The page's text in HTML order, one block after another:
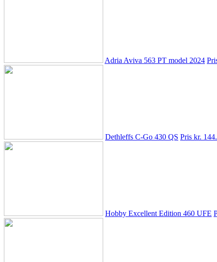
Adria Aviva 563 PT model 2024
Dethleffs C-Go 430 QS Pris kr.
Hobby Excellent Edition 460 UFE